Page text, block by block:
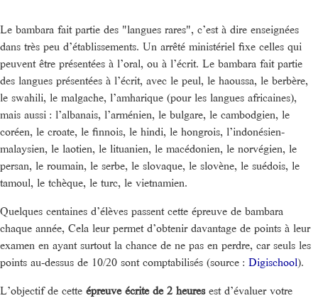
Le bambara fait partie des "langues rares", c’est à dire enseignées
dans très peu d’établissements. Un arrêté ministériel fixe celles qui
peuvent être présentées à l’oral, ou à l’écrit. Le bambara fait partie
des langues présentées à l’écrit, avec le peul, le haoussa, le berbère,
le swahili, le malgache, l’amharique (pour les langues africaines),
mais aussi : l’albanais, l’arménien, le bulgare, le cambodgien, le
coréen, le croate, le finnois, le hindi, le hongrois, l’indonésien-
malaysien, le laotien, le lituanien, le macédonien, le norvégien, le
persan, le roumain, le serbe, le slovaque, le slovène, le suédois, le
tamoul, le tchèque, le turc, le vietnamien.
Quelques centaines d’élèves passent cette épreuve de bambara
chaque année, Cela leur permet d’obtenir davantage de points à leur
examen en ayant surtout la chance de ne pas en perdre, car seuls les
points au-dessus de 10/20 sont comptabilisés (source : Digischool).
L’objectif de cette épreuve écrite de 2 heuresest d’évaluer votre